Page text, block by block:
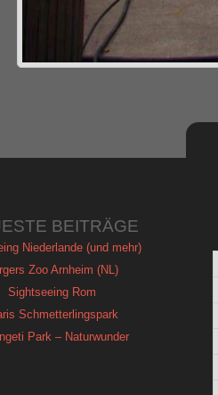
BEITRÄGE
Niederlande (und mehr)
Zoo Arnheim (NL)
Sightseeing Rom
Schmetterlingspark
Park – Naturwunder